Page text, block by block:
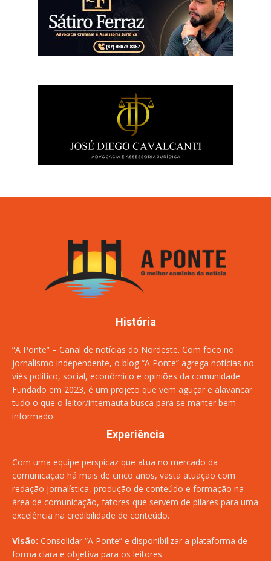
História
“A Ponte” – Canal de notícias do Nordeste. Com foco no
jornalismo independente, o blog “A Ponte” agrega notícias no
viés político, social, econômico e opiniões da comunidade.
Fundado em 2023, é um projeto que vem aguçar e alavancar
tudo o que o leitor/internauta busca para se manter bem
informado.
Experiência
Com uma equipe perspicaz que atua no mercado da
comunicação há mais de cinco anos, vasta atuação com
redação jornalística, produção de conteúdo e formação na
área de comunicação, fatores que servem de pilares para uma
excelência na credibilidade de conteúdo.
Visão: Consolidar “A Ponte” e disponibilizar a plataforma de
forma clara e objetiva para os leitores.